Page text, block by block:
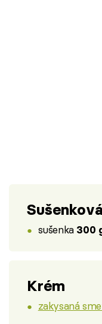
sušenka 300
Krém
zakysaná